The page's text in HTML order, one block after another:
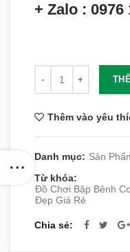
+ Zalo : 0976
Thêm vào yêu
Danh mục: Sản
Từ khóa:
Đồ Chơi Bập Bênh
Đẹp Giá Rẻ
Chia sẻ